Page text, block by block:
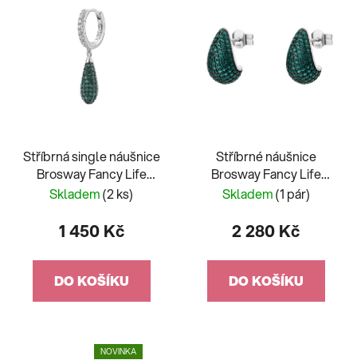
Stříbrná single náušnice
Brosway Fancy Life
Green FLG119 - 1 kus
Skladem(2 ks)
1 450 Kč
DO KOŠÍKU
Stříbrné náušnice
Brosway Fancy Life
Green FLG120
Skladem(1 pár)
2 280 Kč
DO KOŠÍKU
NOVINKA